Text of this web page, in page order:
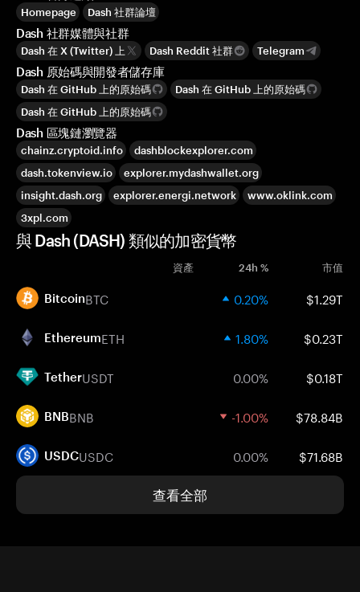
Homepage Dash 社群論壇
Dash 社群媒體與社群
Dash 在 X (Twitter) 上 Dash Reddit 社群 Telegram
Dash 原始碼與開發者儲存庫
Dash 在 GitHub 上的原始碼
Dash 在 GitHub 上的原始碼
Dash 在 GitHub 上的原始碼
Dash 區塊鏈瀏覽器
chainz.cryptoid.info
dashblockexplorer.com
dash.tokenview.io
explorer.mydashwallet.org
insight.dash.org
explorer.energi.network
www.oklink.com
3xpl.com
與 Dash (DASH) 類似的加密貨幣
資產 24h % 市值
BitcoinBTC 0.20% $1.29T
EthereumETH 1.80% $0.23T
TetherUSDT 0.00% $0.18T
BNBBNB -1.00% $78.84B
USDCUSDC 0.00% $71.68B
查看全部